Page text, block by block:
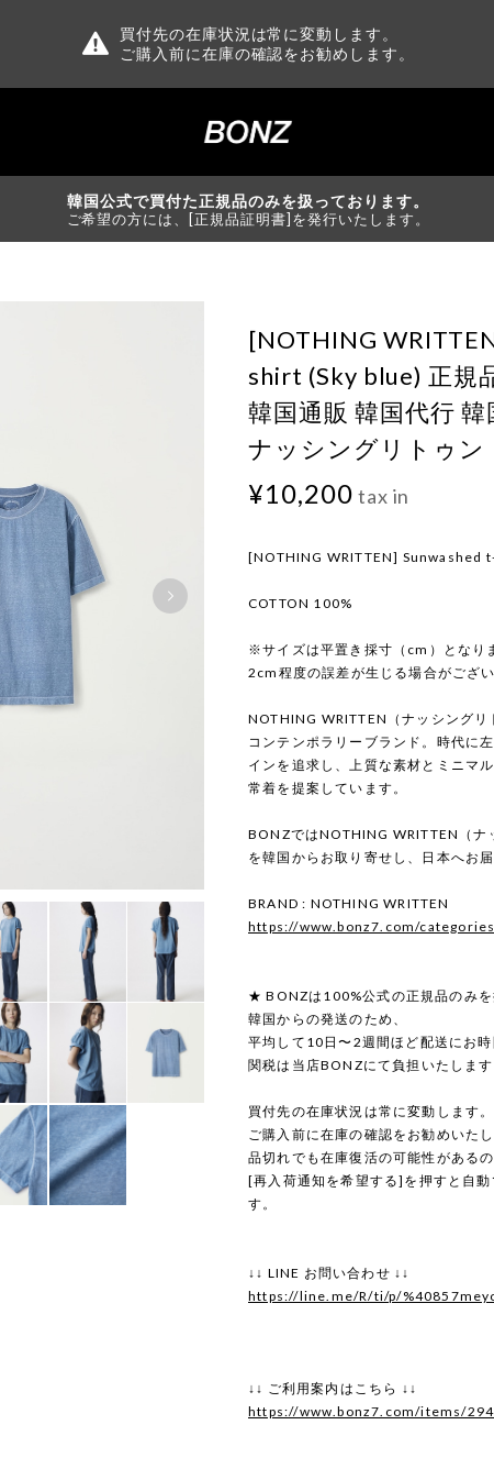
買付先の在庫状況は常に変動します。
ご購入前に在庫の確認をお勧めします。
韓国公式で買付た正規品のみを扱っております。
ご希望の方には、[正規品証明書]を発行いたします。
[NOTHING
shirt (Sky blue) 正規
韓国通販 韓国代行
ナッシングリトゥン
¥10,200 tax in
[NOTHING WRITTEN] Sunwashed
COTTON 100%
※サイズは平置き採寸（cm）となり
2cm程度の誤差が生じる場合がござ
NOTHING WRITTEN（ナッシング
コンテンポラリーブランド。時代に
インを追求し、上質な素材とミニマ
常着を提案しています。
BONZではNOTHING WRITTEN（ナ
を韓国からお取り寄せし、日本へお
BRAND : NOTHING WRITTEN
https://www.bonz7.com/
★ BONZは100%公式の正規品のみ
韓国からの発送のため、
平均して10日〜2週間ほど配送にお
関税は当店BONZにて負担いたしま
買付先の在庫状況は常に変動します。
ご購入前に在庫の確認をお勧めいた
品切れでも在庫復活の可能性がある
[再入荷通知を希望する]を押すと自
す。
↓↓ LINE お問い合わせ ↓↓
https://line.me/R/ti/p/
↓↓ ご利用案内はこちら ↓↓
https://www.bonz7.com/items/